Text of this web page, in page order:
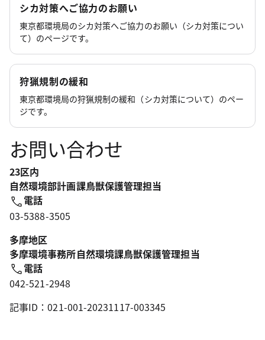
シカ対策へご協力のお願い
東京都環境局のシカ対策へご協力のお願い（シカ対策につい
て）のページです。
狩猟規制の緩和
東京都環境局の狩猟規制の緩和（シカ対策について）のペー
ジです。
お問い合わせ
23区内
自然環境部計画課鳥獣保護管理担当
電話
03-5388-3505
多摩地区
多摩環境事務所自然環境課鳥獣保護管理担当
電話
042-521-2948
記事ID：021-001-20231117-003345